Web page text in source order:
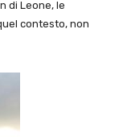
di Leone, le
contesto, non